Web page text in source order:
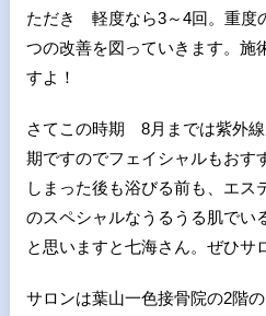
ただき 軽度なら3～4回。重度
つの改善を図っていきます。施
すよ！
さてこの時期 8月までは紫外
期ですのでフェイシャルもおす
しまった後も浴びる前も、エス
のスペシャルなうるうる肌でい
と思いますと七海さん。ぜひサ
サロンは葉山一色接骨院の2階